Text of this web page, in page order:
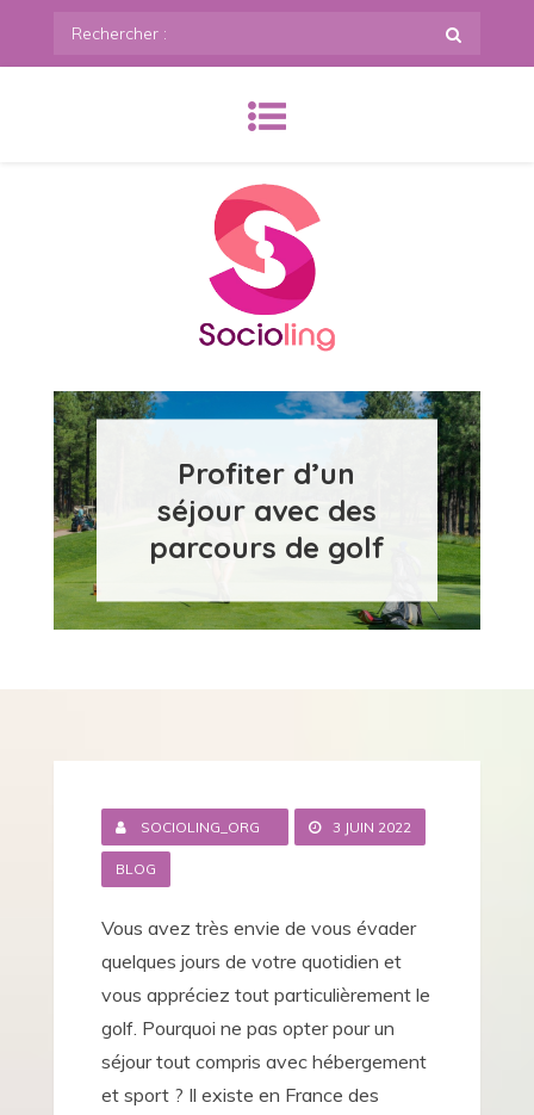
Rechercher
:
SoCioling.org
Profiter d’un
séjour avec des
parcours de golf
SOCIOLING_ORG 3 JUIN 2022
BLOG
Vous avez très envie de vous évader
quelques jours de votre quotidien et
vous appréciez tout particulièrement le
golf. Pourquoi ne pas opter pour un
séjour tout compris avec hébergement
et sport ? Il existe en France des